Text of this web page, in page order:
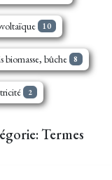
10
biomasse, bûche 8
2
Termes